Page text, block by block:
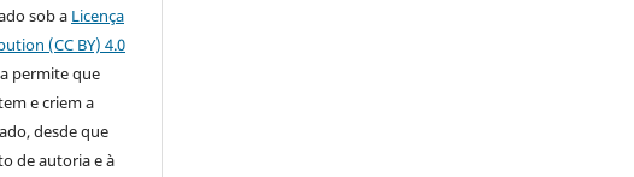
sob a Licença
(CC BY) 4.0
permite que
e criem a
desde que
de autoria e à